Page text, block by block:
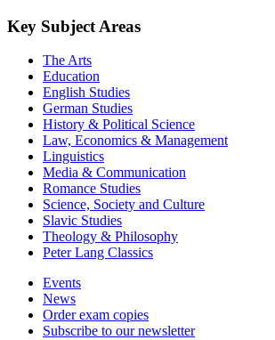
Key Subject Areas
The Arts
Education
English Studies
German Studies
History & Political Science
Law, Economics & Management
Linguistics
Media & Communication
Romance Studies
Science, Society and Culture
Slavic Studies
Theology & Philosophy
Peter Lang Classics
Events
News
Order exam copies
Subscribe to our newsletter